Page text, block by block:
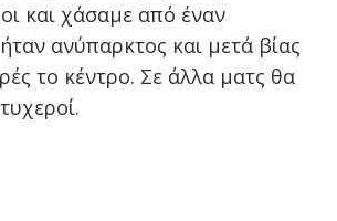
και χάσαμε από έναν
ανύπαρκτος και μετά βίας
το κέντρο. Σε άλλα ματς θα